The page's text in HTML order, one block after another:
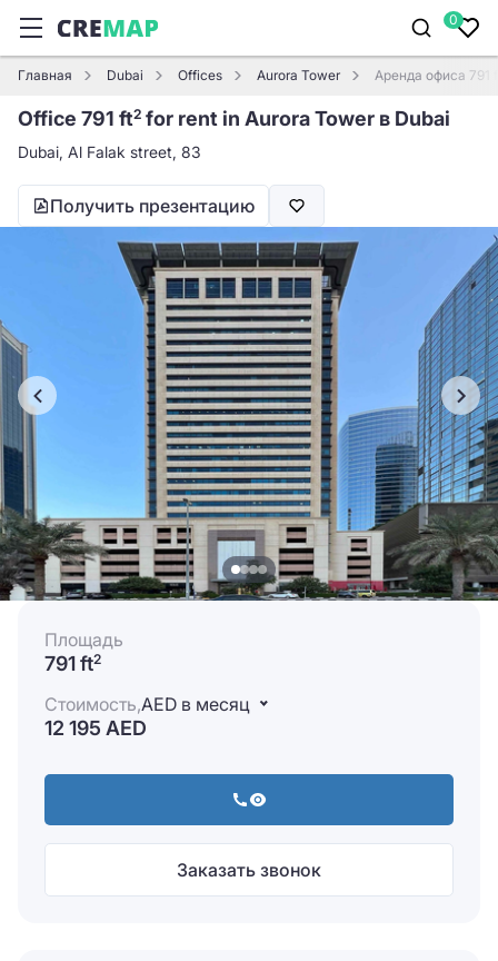
0
Главная Dubai Offices Aurora Tower Аренда офиса 791
Office 791 ft2 for rent in Aurora Tower в Dubai
Dubai, Al Falak street, 83
Получить презентацию
Площадь
791 ft2
Стоимость,AED в месяц
12 195 AED
Заказать звонок